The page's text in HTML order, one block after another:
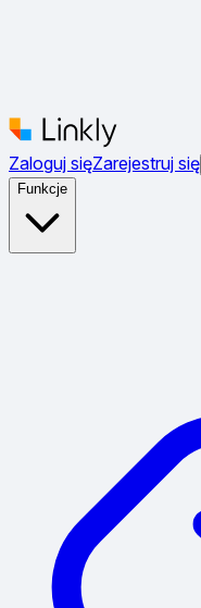
Zaloguj sięZarejestruj się
Funkcje